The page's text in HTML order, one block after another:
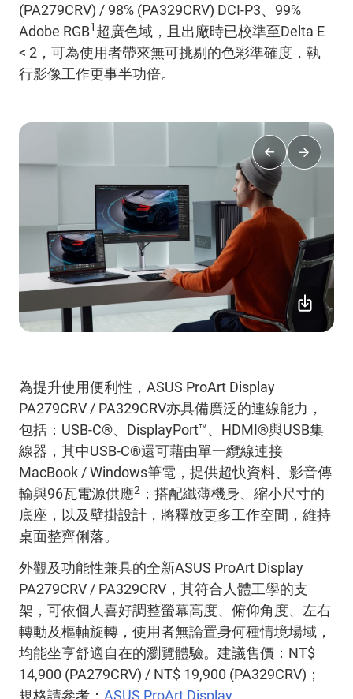
(PA279CRV) / 98% (PA329CRV) DCI-P3、99%
Adobe RGB1 超廣色域，且出廠時已校準至Delta E
< 2，可為使用者帶來無可挑剔的色彩準確度，執
行影像工作更事半功倍。
為提升使用便利性，ASUS ProArt Display
PA279CRV / PA329CRV亦具備廣泛的連線能力，
包括：USB-C®、DisplayPort™、HDMI®與USB集
線器，其中USB-C®還可藉由單一纜線連接
MacBook / Windows筆電，提供超快資料、影音傳
輸與96瓦電源供應2 ；搭配纖薄機身、縮小尺寸的
底座，以及壁掛設計，將釋放更多工作空間，維持
桌面整齊俐落。
外觀及功能性兼具的全新ASUS ProArt Display
PA279CRV / PA329CRV，其符合人體工學的支
架，可依個人喜好調整螢幕高度、俯仰角度、左右
轉動及樞軸旋轉，使用者無論置身何種情境場域，
均能坐享舒適自在的瀏覽體驗。建議售價：NT$
14,900 (PA279CRV) / NT$ 19,900 (PA329CRV)；
規格請參考： ASUS ProArt Display